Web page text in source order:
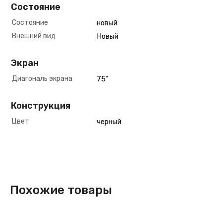
Состояние
Состояние
новый
Внешний вид
Новый
Экран
Диагональ экрана 75"
Конструкция
Цвет черный
Похожие товары